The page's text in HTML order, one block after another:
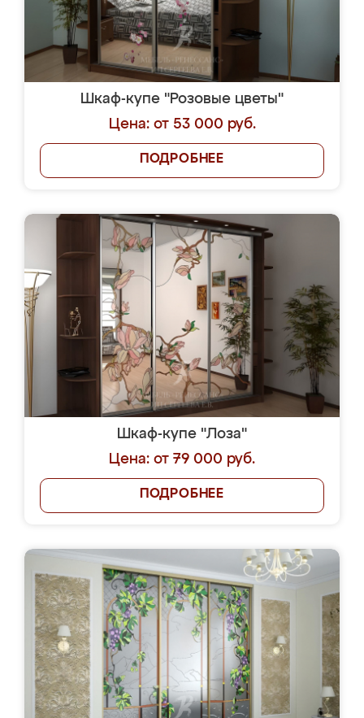
Шкаф-купе "Розовые цветы"
Цена: от 53 000 руб.
ПОДРОБНЕЕ
Шкаф-купе "Лоза"
Цена: от 79 000 руб.
ПОДРОБНЕЕ